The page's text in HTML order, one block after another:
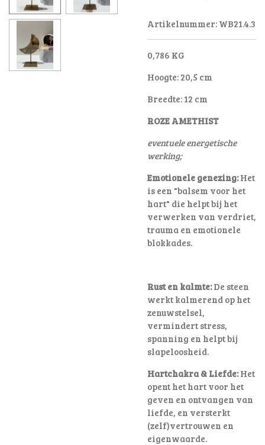
Artikelnummer: WB21.4.3
0,786 KG
Hoogte: 20,5 cm
Breedte: 12 cm
ROZE AMETHIST
eventuele energetische
werking;
Emotionele genezing:Het
is een "balsem voor het
hart" die helpt bij het
verwerken van verdriet,
trauma en emotionele
blokkades.
Rust en kalmte:De steen
werkt kalmerend op het
zenuwstelsel,
vermindert stress,
spanning en helpt bij
slapeloosheid.
Hartchakra & Liefde:Het
opent het hart voor het
geven en ontvangen van
liefde, en versterkt
(zelf)vertrouwen en
eigenwaarde.